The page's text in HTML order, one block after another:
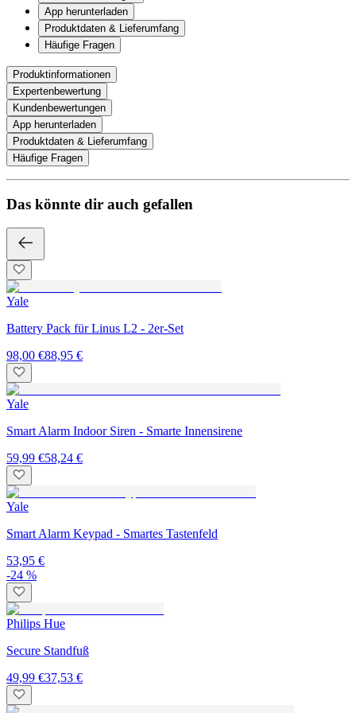
App herunterladen
Produktdaten & Lieferumfang
Häufige Fragen
Produktinformationen
Expertenbewertung
Kundenbewertungen
App herunterladen
Produktdaten & Lieferumfang
Häufige Fragen
Das könnte dir auch gefallen
Yale
Battery Pack für Linus L2 - 2er-Set
98,00 €88,95 €
Yale
Smart Alarm Indoor Siren - Smarte Innensirene
59,99 €58,24 €
Yale
Smart Alarm Keypad - Smartes Tastenfeld
53,95 €
-24 %
Philips Hue
Secure Standfuß
49,99 €37,53 €